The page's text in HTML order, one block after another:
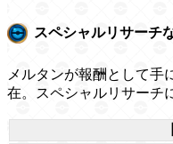
スペシャルリサーチ
メルタンが報酬として手
在。スペシャルリサーチ